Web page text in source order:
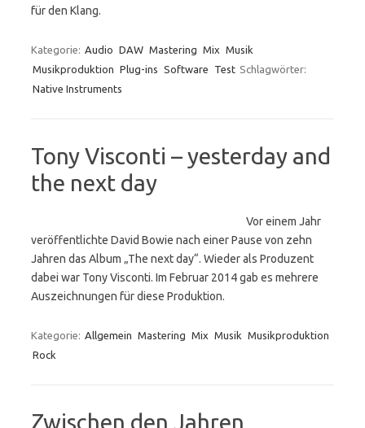
für den Klang.
Kategorie: Audio DAW Mastering Mix Musik
Musikproduktion Plug-ins Software Test Schlagwörter:
Native Instruments
Tony Visconti – yesterday and
the next day
Vor einem Jahr
veröffentlichte David Bowie nach einer Pause von zehn
Jahren das Album „The next day“. Wieder als Produzent
dabei war Tony Visconti. Im Februar 2014 gab es mehrere
Auszeichnungen für diese Produktion.
Kategorie: Allgemein Mastering Mix Musik Musikproduktion
Rock
Zwischen den Jahren